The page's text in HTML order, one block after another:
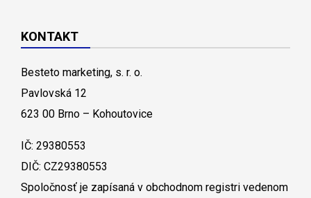
KONTAKT
Besteto marketing, s. r. o.
Pavlovská 12
623 00 Brno – Kohoutovice
IČ: 29380553
DIČ: CZ29380553
Spoločnosť je zapísaná v obchodnom registri vedenom